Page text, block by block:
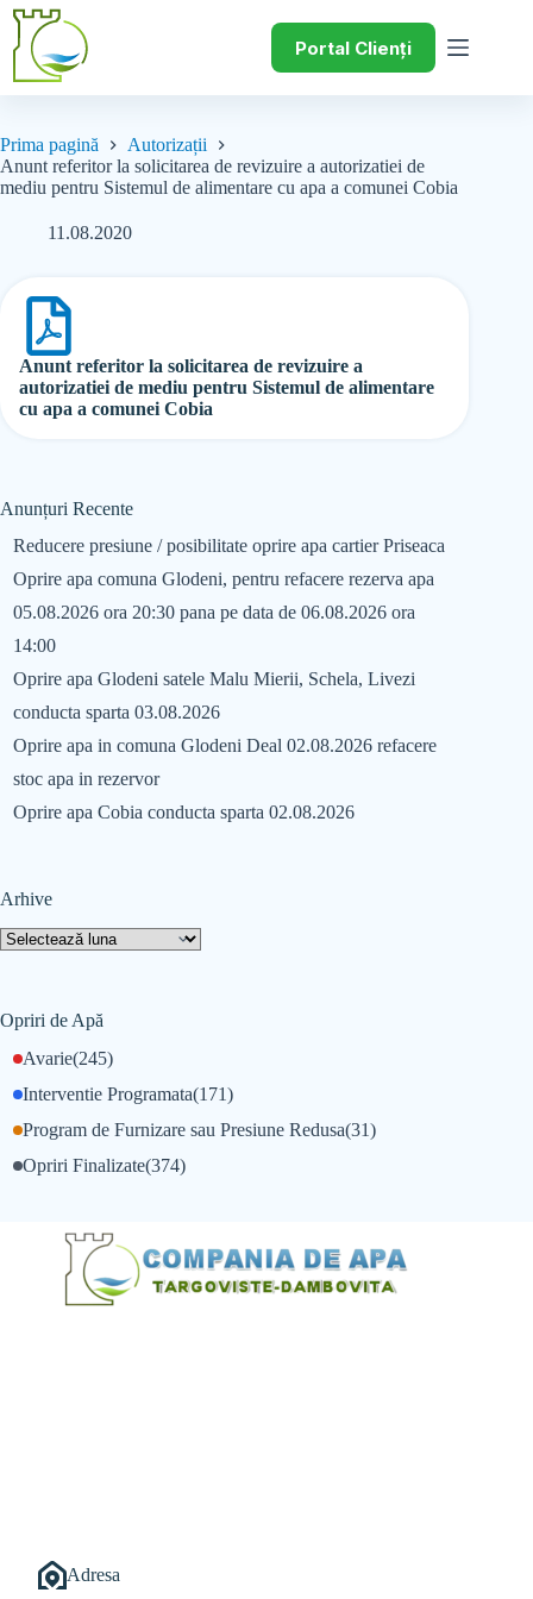
Portal Clienți
Prima pagină
Autorizații
Anunt referitor la solicitarea de revizuire a autorizatiei de
mediu pentru Sistemul de alimentare cu apa a comunei Cobia
11.08.2020
Anunt referitor la solicitarea de revizuire a
autorizatiei de mediu pentru Sistemul de alimentare
cu apa a comunei Cobia
Anunțuri Recente
Reducere presiune / posibilitate oprire apa cartier Priseaca
Oprire apa comuna Glodeni, pentru refacere rezerva apa
05.08.2026 ora 20:30 pana pe data de 06.08.2026 ora
14:00
Oprire apa Glodeni satele Malu Mierii, Schela, Livezi
conducta sparta 03.08.2026
Oprire apa in comuna Glodeni Deal 02.08.2026 refacere
stoc apa in rezervor
Oprire apa Cobia conducta sparta 02.08.2026
Arhive
Opriri de Apă
Avarie(245)
Interventie Programata(171)
Opriri Finalizate(374)
Program de Furnizare sau Presiune Redusa(31)
Adresa